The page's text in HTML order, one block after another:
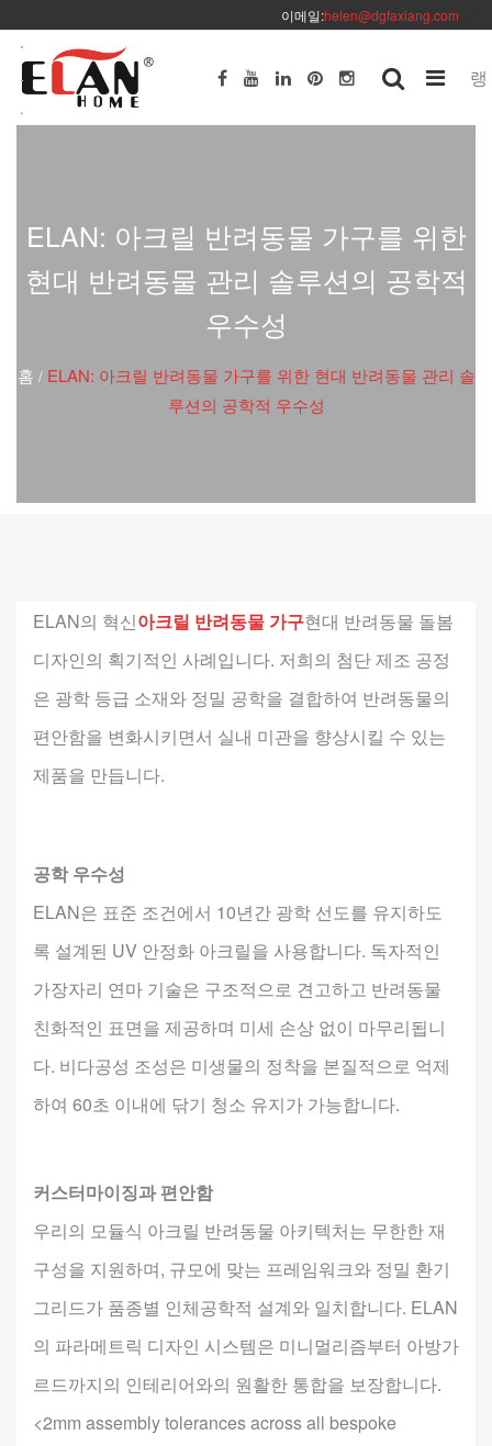
이메일:helen@dgfaxiang.com
랭
ELAN: 아크릴 반려동물 가구를 위한
현대 반려동물 관리 솔루션의 공학적
우수성
홈 / ELAN: 아크릴 반려동물 가구를 위한 현대 반려동물 관리 솔
루션의 공학적 우수성
ELAN의 혁신아크릴 반려동물 가구현대 반려동물 돌봄
디자인의 획기적인 사례입니다. 저희의 첨단 제조 공정
은 광학 등급 소재와 정밀 공학을 결합하여 반려동물의
편안함을 변화시키면서 실내 미관을 향상시킬 수 있는
제품을 만듭니다.
공학 우수성
ELAN은 표준 조건에서 10년간 광학 선도를 유지하도
록 설계된 UV 안정화 아크릴을 사용합니다. 독자적인
가장자리 연마 기술은 구조적으로 견고하고 반려동물
친화적인 표면을 제공하며 미세 손상 없이 마무리됩니
다. 비다공성 조성은 미생물의 정착을 본질적으로 억제
하여 60초 이내에 닦기 청소 유지가 가능합니다.
커스터마이징과 편안함
우리의 모듈식 아크릴 반려동물 아키텍처는 무한한 재
구성을 지원하며, 규모에 맞는 프레임워크와 정밀 환기
그리드가 품종별 인체공학적 설계와 일치합니다. ELAN
의 파라메트릭 디자인 시스템은 미니멀리즘부터 아방가
르드까지의 인테리어와의 원활한 통합을 보장합니다.
<2mm assembly tolerances across all bespoke